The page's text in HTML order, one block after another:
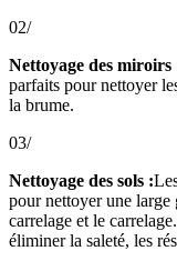
02/
Nettoyage des miroirs
parfaits pour nettoyer
la brume.
03/
Nettoyage des sols :
pour nettoyer une large
carrelage et le
éliminer la saleté, les